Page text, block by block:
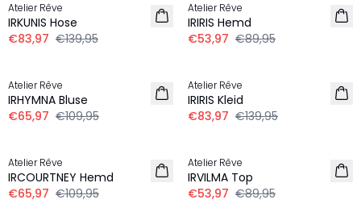
LEINEN
Atelier Rêve
IRKUNIS Hose
€83,97 €139,95
Atelier Rêve
IRIRIS Hemd
€53,97 €89,95
Atelier Rêve
IRHYMNA Bluse
€65,97 €109,95
Atelier Rêve
IRIRIS Kleid
€83,97 €139,95
Atelier Rêve
IRCOURTNEY Hemd
€65,97 €109,95
Atelier Rêve
IRVILMA Top
€53,97 €89,95